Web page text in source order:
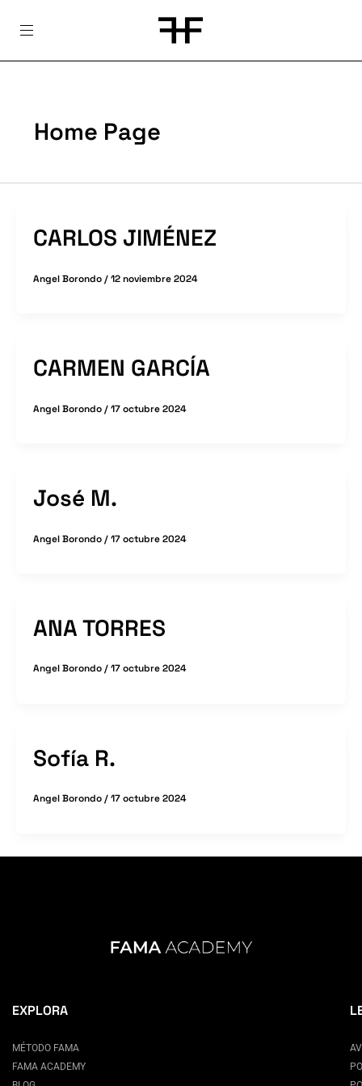
Home Page
CARLOS JIMÉNEZ
Angel Borondo / 12 noviembre 2024
CARMEN GARCÍA
Angel Borondo / 17 octubre 2024
José M.
Angel Borondo / 17 octubre 2024
ANA TORRES
Angel Borondo / 17 octubre 2024
Sofía R.
Angel Borondo / 17 octubre 2024
EXPLORA
MÉTODO FAMA
FAMA ACADEMY